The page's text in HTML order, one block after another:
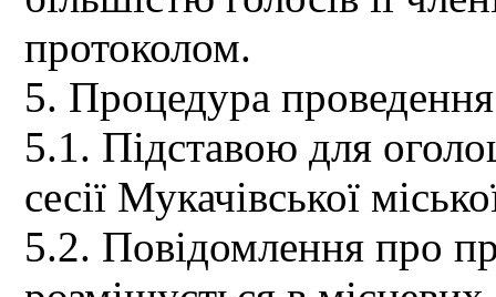
протоколом.
5. Процедура
5.1. Підставою для
сесії Мукачівської
5.2. Повідомлення про